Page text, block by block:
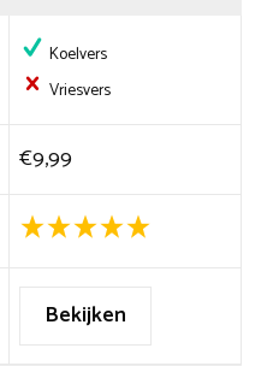
Koelvers
Vriesvers
€9,99
Bekijken